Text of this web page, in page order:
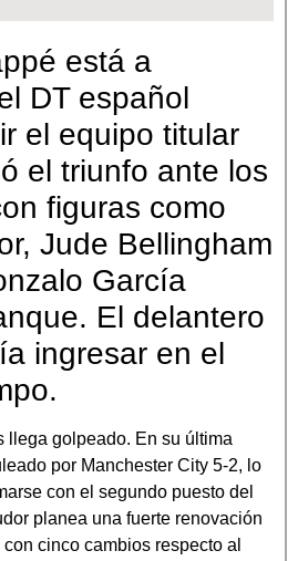
está a
DT español
el equipo titular
el triunfo ante los
figuras como
Jude Bellingham
García
El delantero
ingresar en el
llega golpeado. En su última
por Manchester City 5-2, lo
con el segundo puesto del
planea una fuerte renovación
cinco cambios respecto al